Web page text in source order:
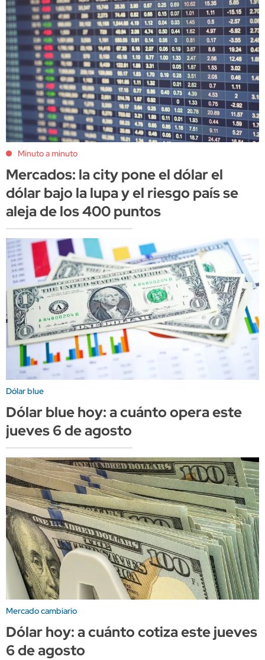
Minuto a minuto
Mercados: la city pone el dólar el
dólar bajo la lupa y el riesgo país se
aleja de los 400 puntos
Dólar blue
Dólar blue hoy: a cuánto opera este
jueves 6 de agosto
Mercado cambiario
Dólar hoy: a cuánto cotiza este jueves
6 de agosto